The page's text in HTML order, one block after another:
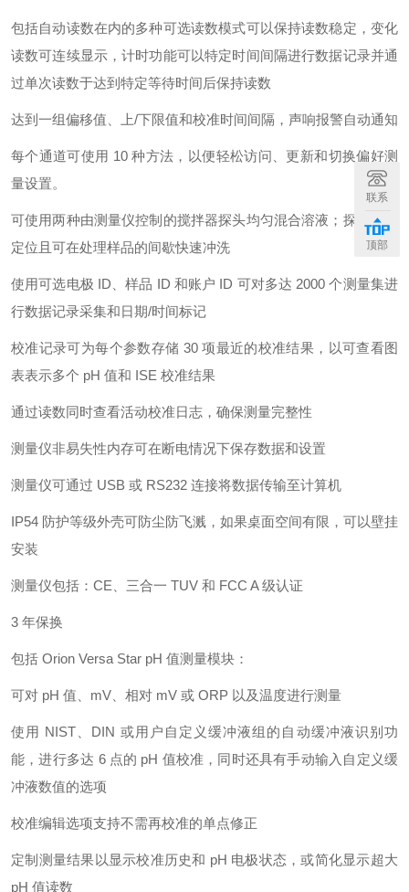
包括自动读数在内的多种可选读数模式可以保持读数稳定，变化
读数可连续显示，计时功能可以特定时间间隔进行数据记录并通
过单次读数于达到特定等待时间后保持读数
达到一组偏移值、上/下限值和校准时间间隔，声响报警自动通知
每个通道可使用 10 种方法，以便轻松访问、更新和切换偏好测
量设置。
可使用两种由测量仪控制的搅拌器探头均匀混合溶液；探头易于
定位且可在处理样品的间歇快速冲洗
使用可选电极 ID、样品 ID 和账户 ID 可对多达 2000 个测量集进
行数据记录采集和日期/时间标记
校准记录可为每个参数存储 30 项最近的校准结果，以可查看图
表表示多个 pH 值和 ISE 校准结果
通过读数同时查看活动校准日志，确保测量完整性
测量仪非易失性内存可在断电情况下保存数据和设置
测量仪可通过 USB 或 RS232 连接将数据传输至计算机
IP54 防护等级外壳可防尘防飞溅，如果桌面空间有限，可以壁挂
安装
测量仪包括：CE、三合一 TUV 和 FCC A 级认证
3 年保换
包括 Orion Versa Star pH 值测量模块：
可对 pH 值、mV、相对 mV 或 ORP 以及温度进行测量
使用 NIST、DIN 或用户自定义缓冲液组的自动缓冲液识别功
能，进行多达 6 点的 pH 值校准，同时还具有手动输入自定义缓
冲液数值的选项
校准编辑选项支持不需再校准的单点修正
定制测量结果以显示校准历史和 pH 电极状态，或简化显示超大
pH 值读数
联系
顶部